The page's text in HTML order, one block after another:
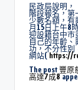
民政局說明，
階段報名，第
少數名額，有
月15日上午8
迎設籍台中市
自己的年齡、
功，不分性別
網站(https://
The post 豐原
高達7成8